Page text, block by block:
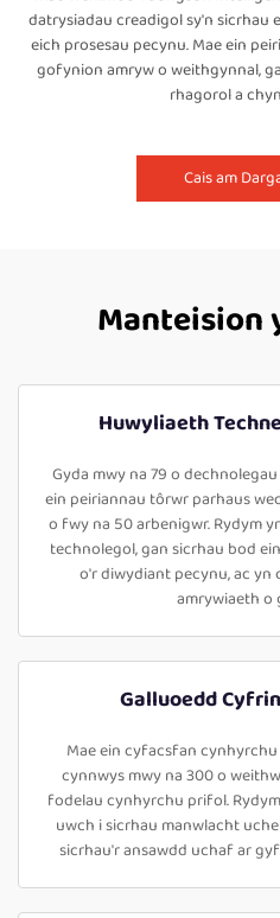
datrysiadau creadigol sy'n
eich prosesau pecynu. Mae ein
gofynion amryw o weithgynnal,
rhagorol a
Cais am
Manteision
Huwyliaeth
Gyda mwy na 79 o
ein peiriannau tôrwr parhaus
o fwy na 50 arbenigwr. Rydym
technolegol, gan sicrhau bod
o'r diwydiant pecynu, ac
amrywiaeth o
Galluoedd
Mae ein cyfacsfan
cynnwys mwy na 300 o
fodelau cynhyrchu prifol.
uwch i sicrhau manwlacht
sicrhau'r ansawdd uchaf ar